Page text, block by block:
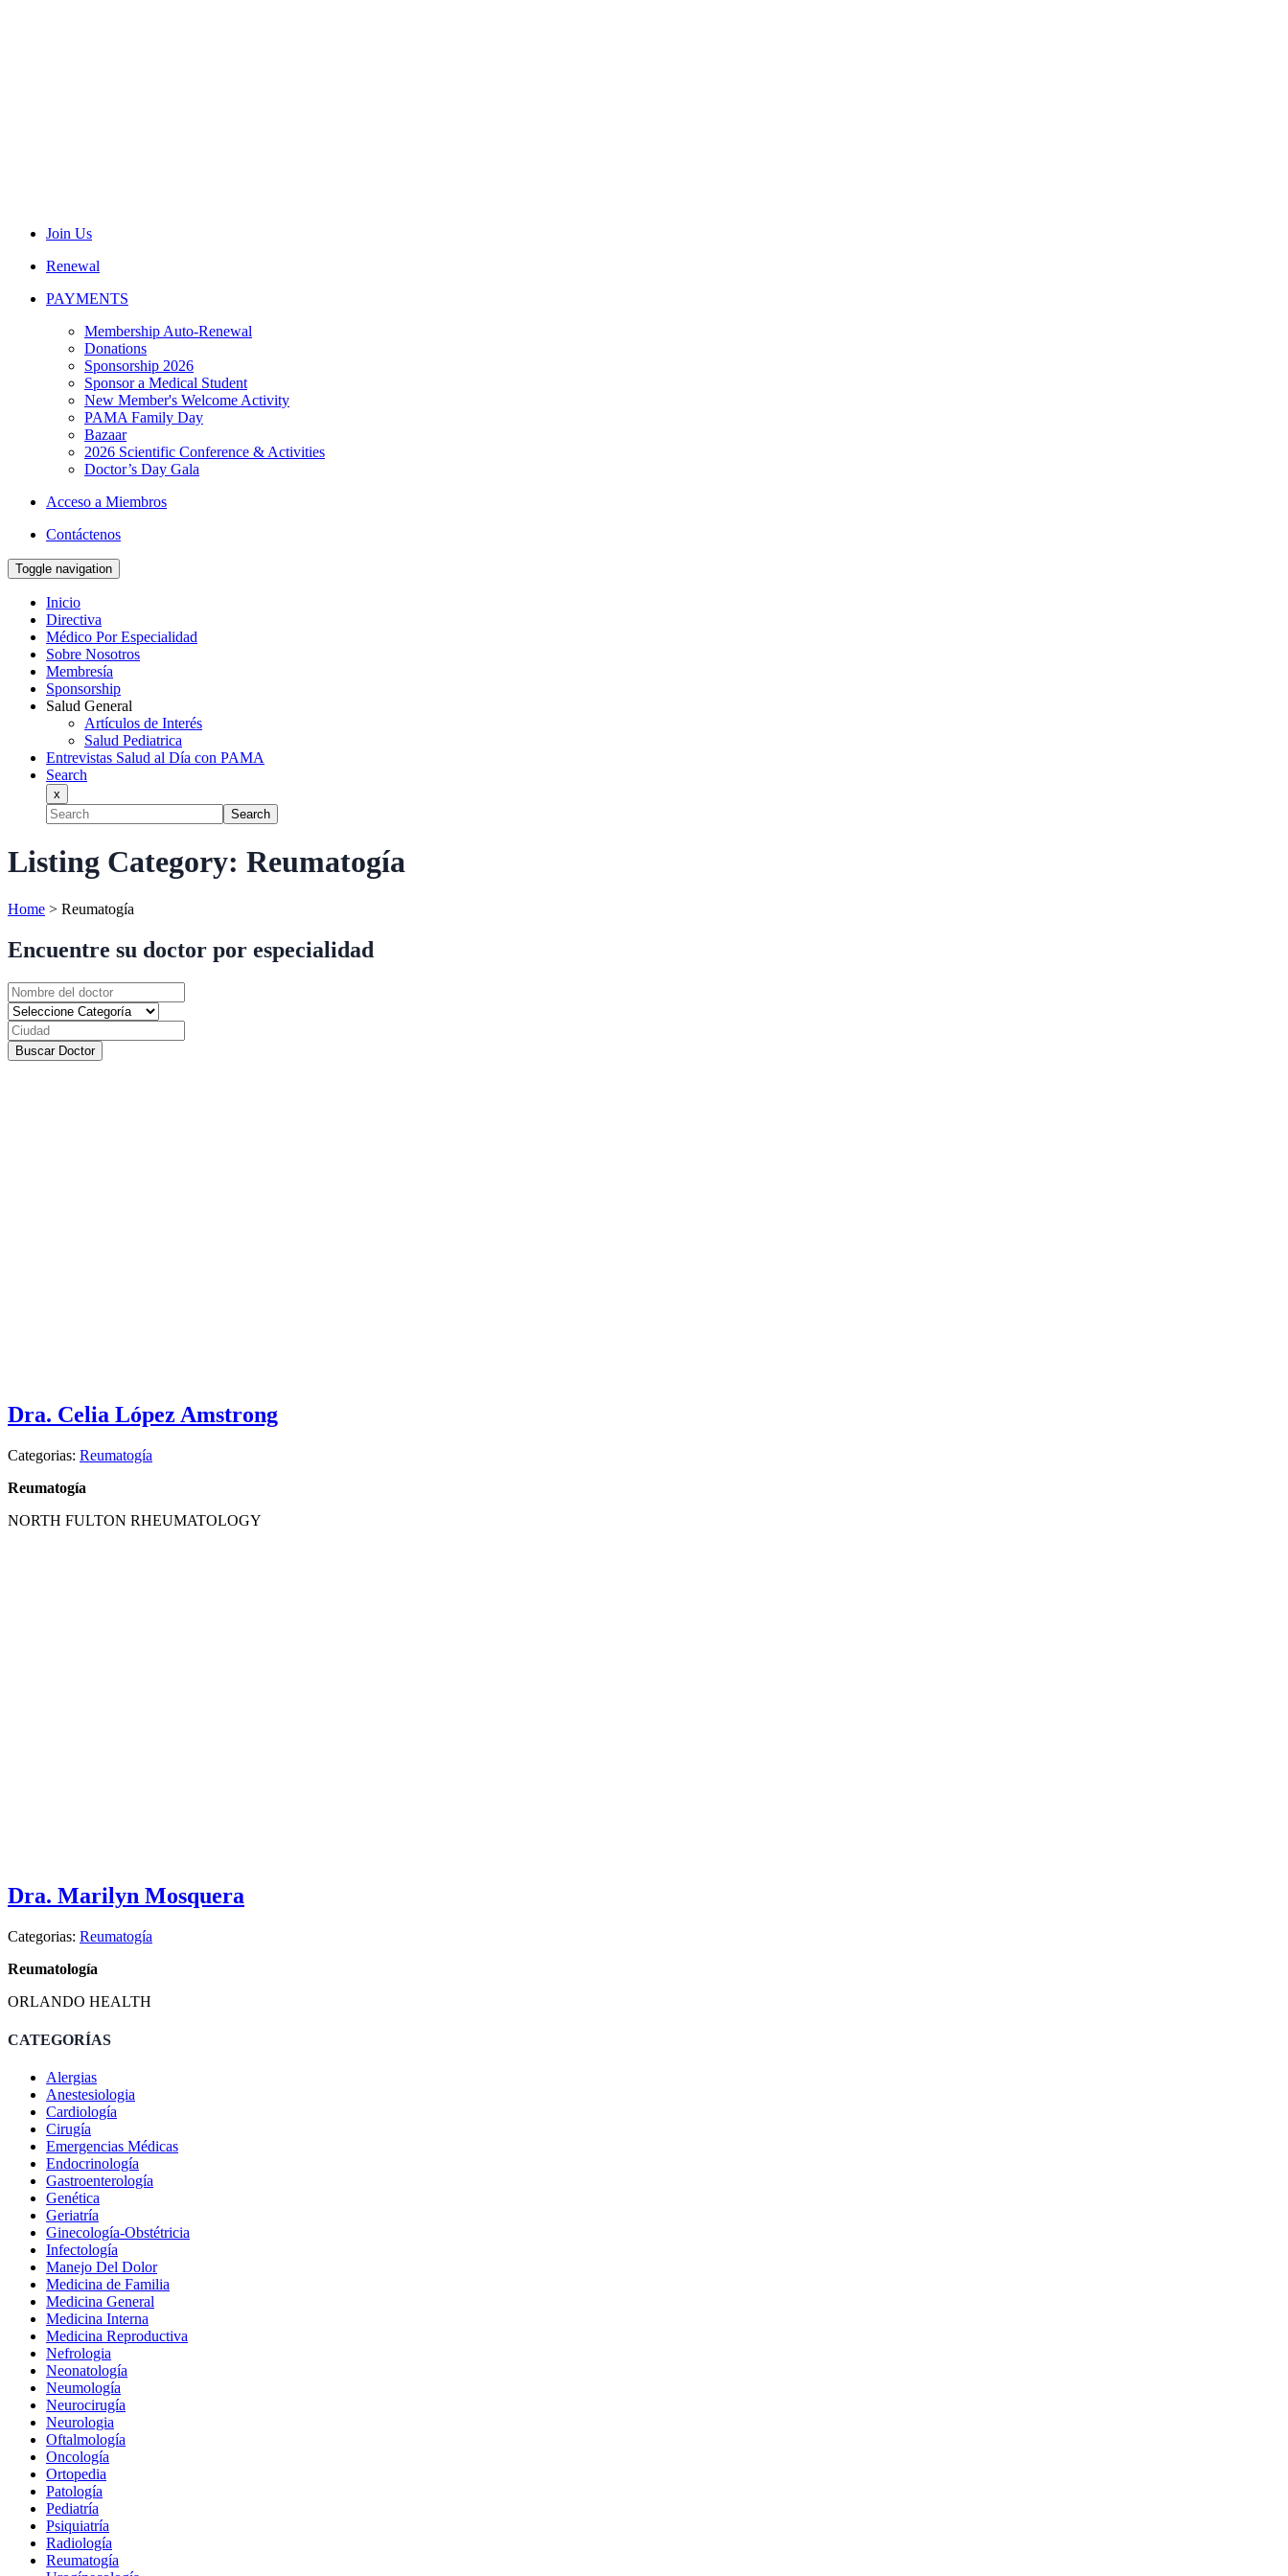
Join Us
Renewal
PAYMENTS
Membership Auto-Renewal
Donations
Sponsorship 2026
Sponsor a Medical Student
New Member's Welcome Activity
PAMA Family Day
Bazaar
2026 Scientific Conference & Activities
Doctor’s Day Gala
Acceso a Miembros
Contáctenos
Toggle navigation
Inicio
Directiva
Médico Por Especialidad
Sobre Nosotros
Membresía
Sponsorship
Salud General
Artículos de Interés
Salud Pediatrica
Entrevistas Salud al Día con PAMA
Search
x
Search
Listing Category: Reumatogía
Home > Reumatogía
Encuentre su doctor por especialidad
Dra. Celia López Amstrong
Categorias: Reumatogía
Reumatogía
NORTH FULTON RHEUMATOLOGY
Dra. Marilyn Mosquera
Categorias: Reumatogía
Reumatología
ORLANDO HEALTH
CATEGORÍAS
Alergias
Anestesiologia
Cardiología
Cirugía
Emergencias Médicas
Endocrinología
Gastroenterología
Genética
Geriatría
Ginecología-Obstétricia
Infectología
Manejo Del Dolor
Medicina de Familia
Medicina General
Medicina Interna
Medicina Reproductiva
Nefrologia
Neonatología
Neumología
Neurocirugía
Neurologia
Oftalmología
Oncología
Ortopedia
Patología
Pediatría
Psiquiatría
Radiología
Reumatogía